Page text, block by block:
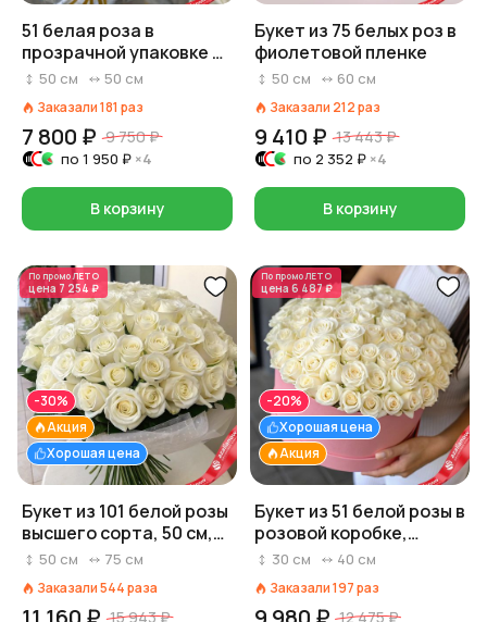
51 белая роза в
прозрачной упаковке с
золотистой лентой,
50 см 50 см
Заказали181 раз
7 800 ₽ 9 750 ₽
по 1 950 ₽ ×4
В корзину
Букет из 75 белых роз в
фиолетовой пленке
50 см 60 см
Заказали 212раз
9 410 ₽ 13 443 ₽
по 2 352 ₽ ×4
В корзину
По промоЛЕТО
цена 7 254 ₽
Хорошая цена
Акция
-30%
Букет из 101 белой розы
высшего сорта, 50 см,
Россия
50 см 75 см
Заказали544раза
15 943 ₽
По промоЛЕТО
цена 6 487 ₽
Акция
Хорошая цена
-20%
Букет из 51 белой розы в
розовой коробке,
Россия, 40 см
30 см 40 см
Заказали197раз
12 475 ₽